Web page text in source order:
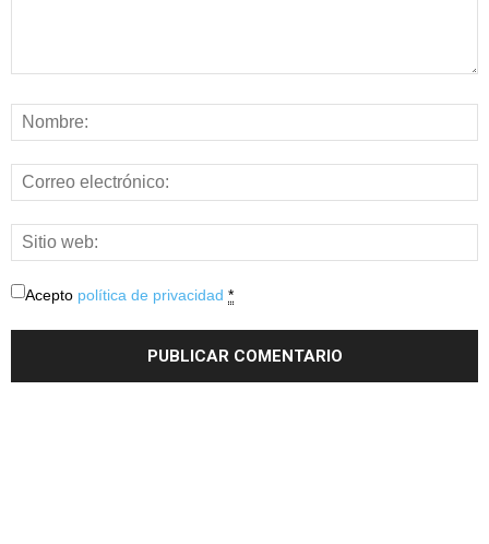
Acepto política de privacidad *